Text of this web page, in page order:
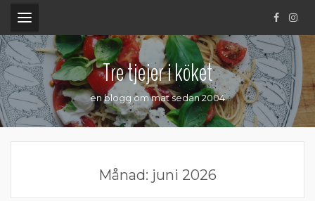
.
Tre tjejer i köket
en blogg om mat sedan 2004
Månad: juni 2026